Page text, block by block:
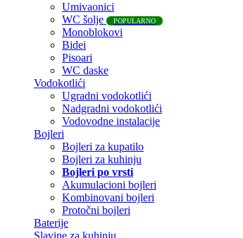
Umivaonici
WC šolje
POPULARNO
Monoblokovi
Bidei
Pisoari
WC daske
Vodokotlići
Ugradni vodokotlići
Nadgradni vodokotlići
Vodovodne instalacije
Bojleri
Bojleri za kupatilo
Bojleri za kuhinju
Bojleri po vrsti
Akumulacioni bojleri
Kombinovani bojleri
Protočni bojleri
Baterije